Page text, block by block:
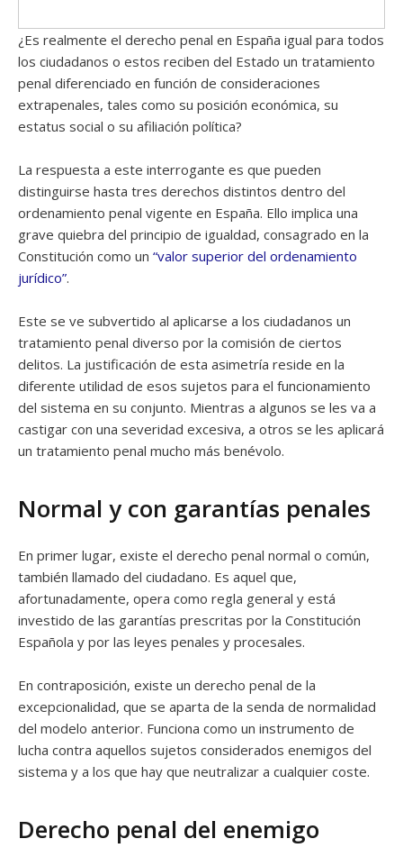
¿Es realmente el derecho penal en España igual para todos
los ciudadanos o estos reciben del Estado un tratamiento
penal diferenciado en función de consideraciones
extrapenales, tales como su posición económica, su
estatus social o su afiliación política?
La respuesta a este interrogante es que pueden
distinguirse hasta tres derechos distintos dentro del
ordenamiento penal vigente en España. Ello implica una
grave quiebra del principio de igualdad, consagrado en la
Constitución como un “valor superior del ordenamiento
jurídico”.
Este se ve subvertido al aplicarse a los ciudadanos un
tratamiento penal diverso por la comisión de ciertos
delitos. La justificación de esta asimetría reside en la
diferente utilidad de esos sujetos para el funcionamiento
del sistema en su conjunto. Mientras a algunos se les va a
castigar con una severidad excesiva, a otros se les aplicará
un tratamiento penal mucho más benévolo.
Normal y con garantías penales
En primer lugar, existe el derecho penal normal o común,
también llamado del ciudadano. Es aquel que,
afortunadamente, opera como regla general y está
investido de las garantías prescritas por la Constitución
Española y por las leyes penales y procesales.
En contraposición, existe un derecho penal de la
excepcionalidad, que se aparta de la senda de normalidad
del modelo anterior. Funciona como un instrumento de
lucha contra aquellos sujetos considerados enemigos del
sistema y a los que hay que neutralizar a cualquier coste.
Derecho penal del enemigo